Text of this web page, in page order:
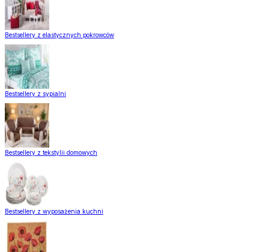
Bestsellery z elastycznych pokrowców
Bestsellery z sypialni
Bestsellery z tekstylii domowych
Bestsellery z wyposażenia kuchni